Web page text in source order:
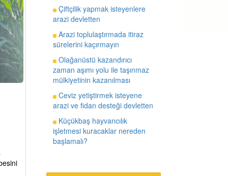
Çiftçilik yapmak isteyenlere
arazi devletten
Arazi toplulaştırmada itiraz
sürelerini kaçırmayın
Olağanüstü kazandırıcı
zaman aşımı yolu ile taşınmaz
mülkiyetinin kazanılması
Ceviz yetiştirmek isteyene
arazi ve fidan desteği devletten
Küçükbaş hayvancılık
işletmesi kuracaklar nereden
başlamalı?